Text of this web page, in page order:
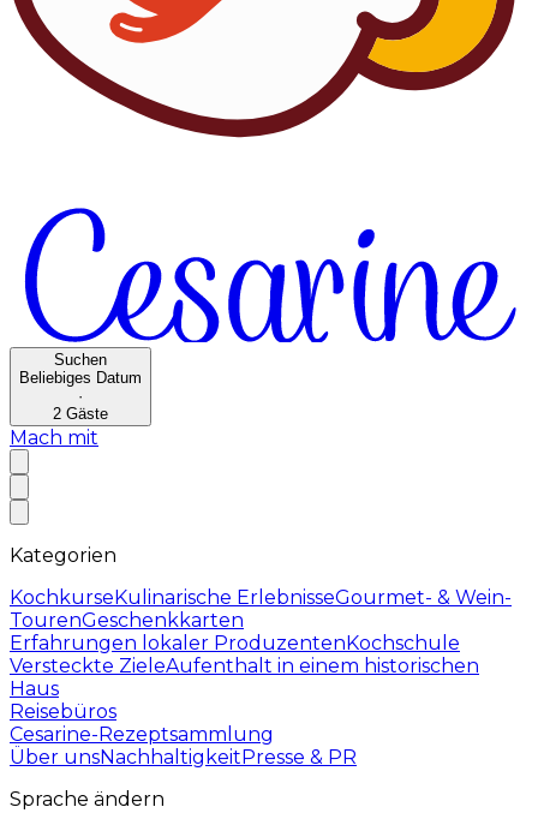
Suchen
Beliebiges Datum
·
2 Gäste
Mach mit
Kategorien
KochkurseKulinarische ErlebnisseGourmet- & Wein-
TourenGeschenkkarten
Erfahrungen lokaler ProduzentenKochschule
Versteckte ZieleAufenthalt in einem historischen
Haus
Reisebüros
Cesarine-Rezeptsammlung
Über unsNachhaltigkeitPresse & PR
Sprache ändern